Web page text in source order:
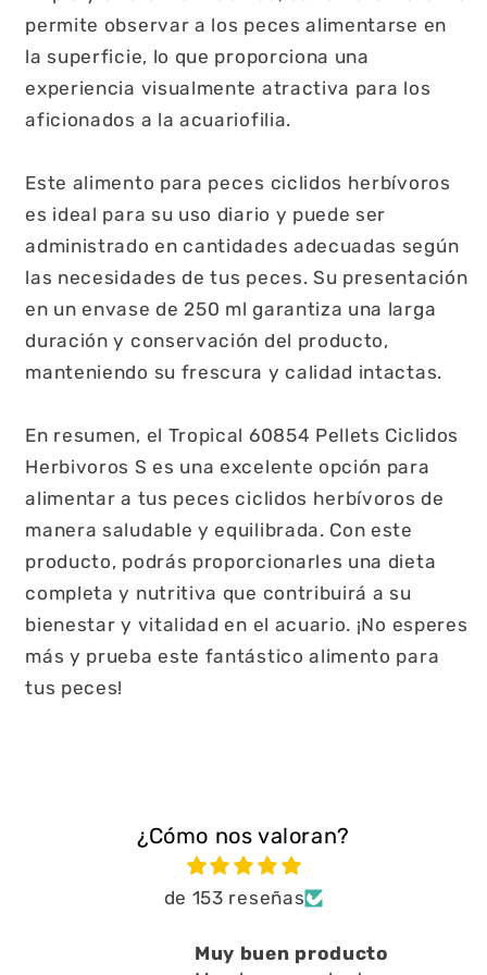
permite observar a los peces alimentarse en
la superficie, lo que proporciona una
experiencia visualmente atractiva para los
aficionados a la acuariofilia.
Este alimento para peces ciclidos herbívoros
es ideal para su uso diario y puede ser
administrado en cantidades adecuadas según
las necesidades de tus peces. Su presentación
en un envase de 250 ml garantiza una larga
duración y conservación del producto,
manteniendo su frescura y calidad intactas.
En resumen, el Tropical 60854 Pellets Ciclidos
Herbivoros S es una excelente opción para
alimentar a tus peces ciclidos herbívoros de
manera saludable y equilibrada. Con este
producto, podrás proporcionarles una dieta
completa y nutritiva que contribuirá a su
bienestar y vitalidad en el acuario. ¡No esperes
más y prueba este fantástico alimento para
tus peces!
¿Cómo nos valoran?
de 153 reseñas
Está muy bien ayuda